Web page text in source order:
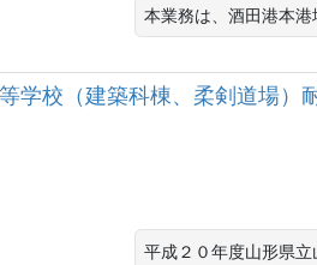
本業務は、酒田港本
学校（建築科棟、柔剣道場）
平成２０年度山形県